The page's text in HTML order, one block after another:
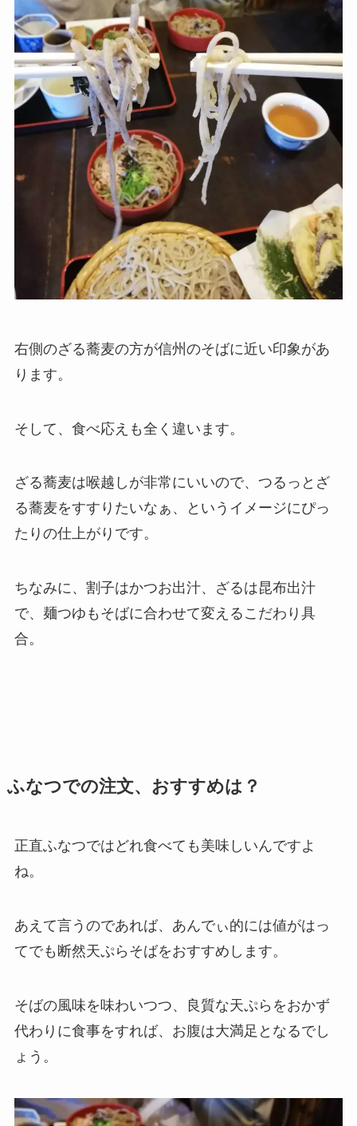
右側のざる蕎麦の方が信州のそばに近い印象があ
ります。
そして、食べ応えも全く違います。
ざる蕎麦は喉越しが非常にいいので、つるっとざ
る蕎麦をすすりたいなぁ、というイメージにぴっ
たりの仕上がりです。
ちなみに、割子はかつお出汁、ざるは昆布出汁
で、麺つゆもそばに合わせて変えるこだわり具
合。
ふなつでの注文、おすすめは？
正直ふなつではどれ食べても美味しいんですよ
ね。
あえて言うのであれば、あんでぃ的には値がはっ
てでも断然天ぷらそばをおすすめします。
そばの風味を味わいつつ、良質な天ぷらをおかず
代わりに食事をすれば、お腹は大満足となるでし
ょう。